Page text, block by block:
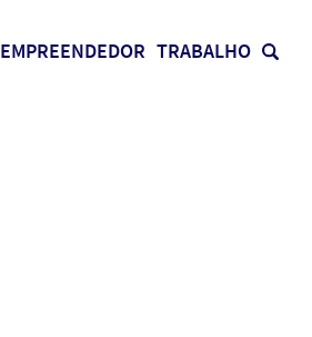
EMPREENDEDOR TRABALHO